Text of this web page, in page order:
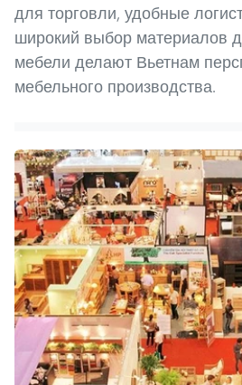
для торговли, удобные
широкий выбор материалов
мебели делают Вьетнам
мебельного производства.